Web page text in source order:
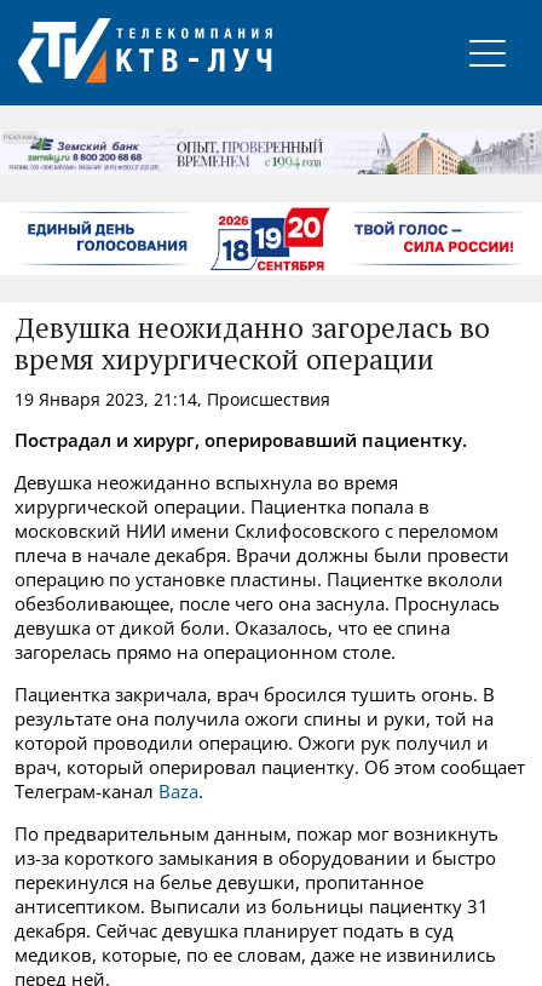
РЕКЛАМА
Девушка неожиданно загорелась во
время хирургической операции
19 Января 2023, 21:14, Происшествия
Пострадал и хирург, оперировавший пациентку.
Девушка неожиданно вспыхнула во время
хирургической операции. Пациентка попала в
московский НИИ имени Склифосовского с переломом
плеча в начале декабря. Врачи должны были провести
операцию по установке пластины. Пациентке вкололи
обезболивающее, после чего она заснула. Проснулась
девушка от дикой боли. Оказалось, что ее спина
загорелась прямо на операционном столе.
Пациентка закричала, врач бросился тушить огонь. В
результате она получила ожоги спины и руки, той на
которой проводили операцию. Ожоги рук получил и
врач, который оперировал пациентку. Об этом сообщает
Телеграм-канал Baza.
По предварительным данным, пожар мог возникнуть
из-за короткого замыкания в оборудовании и быстро
перекинулся на белье девушки, пропитанное
антисептиком. Выписали из больницы пациентку 31
декабря. Сейчас девушка планирует подать в суд
медиков, которые, по ее словам, даже не извинились
перед ней.